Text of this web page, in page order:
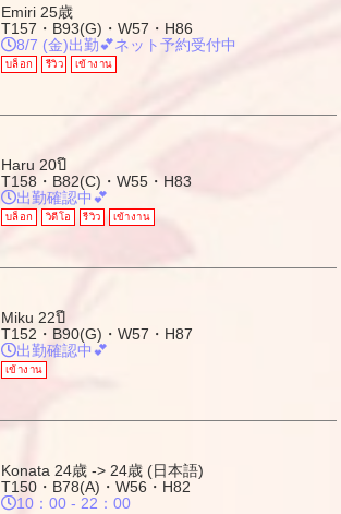
Emiri 25歳
T157・B93(G)・W57・H86
8/7 (金)出勤💕ネット予約受付中
บล็อก รีวิว เข้างาน
Haru 20ปี
T158・B82(C)・W55・H83
出勤確認中💕
บล็อก วิดีโอ รีวิว เข้างาน
Miku 22ปี
T152・B90(G)・W57・H87
出勤確認中💕
เข้างาน
Konata 24歳 -> 24歳 (日本語)
T150・B78(A)・W56・H82
10：00 - 22：00